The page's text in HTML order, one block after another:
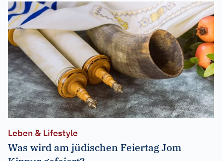
Leben & Lifestyle
Was wird am jüdischen Feiertag Jom